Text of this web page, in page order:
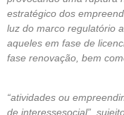
estratégico dos
luz do marco regulatório
aqueles em fase de
fase renovação, bem
“atividades ou
de interessesocial”,